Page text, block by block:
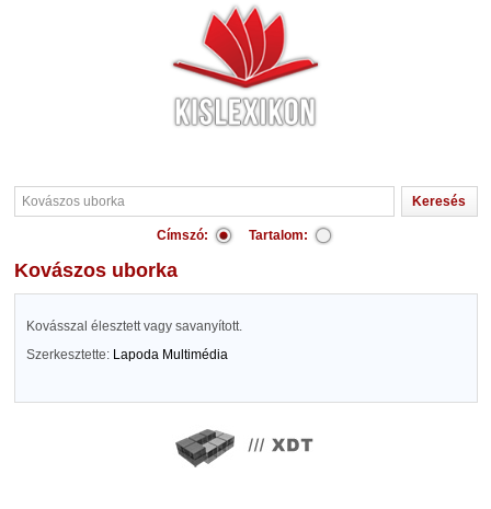
Címszó: Tartalom:
Kovászos uborka
Kovásszal élesztett vagy savanyított.
Szerkesztette: Lapoda Multimédia